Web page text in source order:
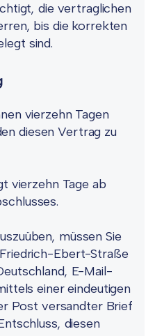
die vertraglichen
bis die korrekten
sind.
vierzehn Tagen
diesen Vertrag zu
vierzehn Tage ab
müssen Sie
Ebert-Straße
E-Mail-
einer eindeutigen
Post versandter Brief
diesen